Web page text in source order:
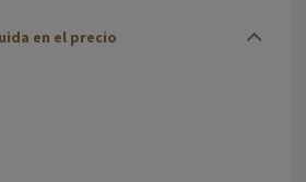
en el precio